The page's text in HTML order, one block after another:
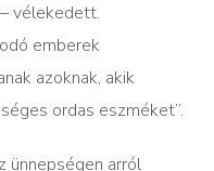
vélekedett.
emberek
azoknak, akik
ordas eszméket”.
ünnepségen arról